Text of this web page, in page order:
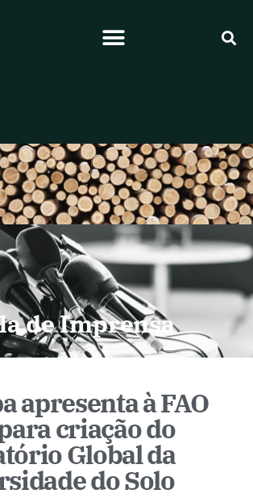
de Imprensa
apresenta à FAO
criação do
Global da
do Solo